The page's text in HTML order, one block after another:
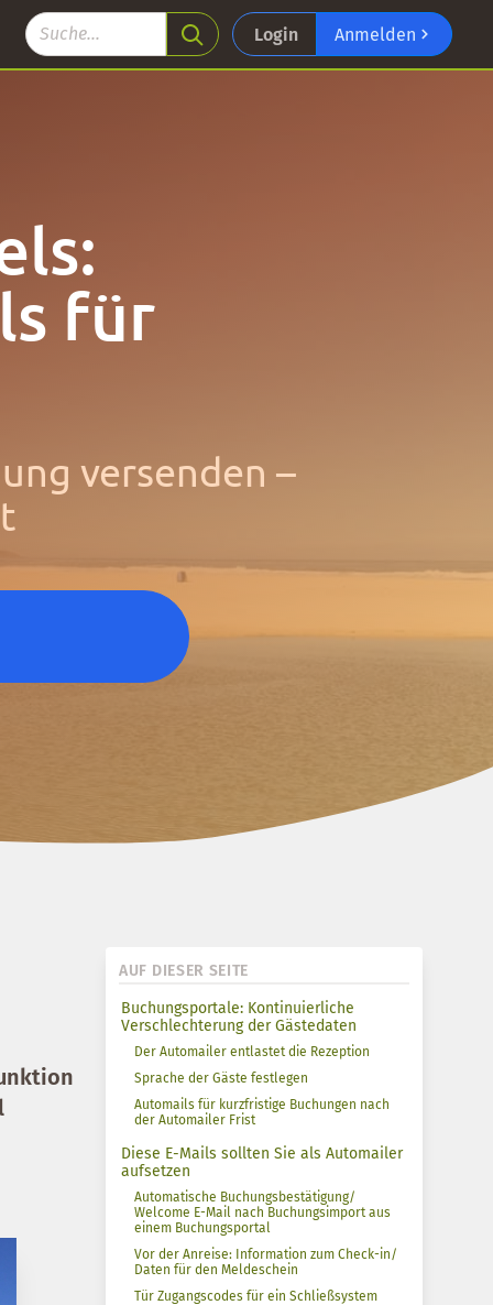
Login Anmelden
für
versenden –
AUF DIESER SEITE
Buchungsportale: Kontinuierliche
Verschlechterung der Gästedaten
Der Automailer entlastet die Rezeption
Sprache der Gäste festlegen
Automails für kurzfristige Buchungen nach
der Automailer Frist
Diese E-Mails sollten Sie als Automailer
aufsetzen
Automatische Buchungsbestätigung/
Welcome E-Mail nach Buchungsimport aus
einem Buchungsportal
Vor der Anreise: Information zum Check-in/
Daten für den Meldeschein
Tür Zugangscodes für ein Schließsystem